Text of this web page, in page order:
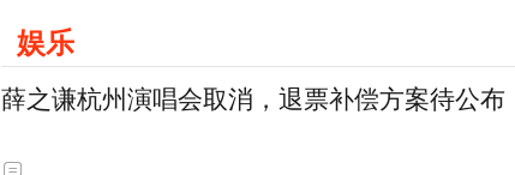
娱乐
薛之谦杭州演唱会取消，退票补偿方案待公布